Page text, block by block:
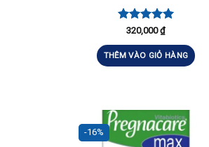
Được xếp
5 sao
320,000₫
THÊM VÀO GIỎ HÀNG
-16%